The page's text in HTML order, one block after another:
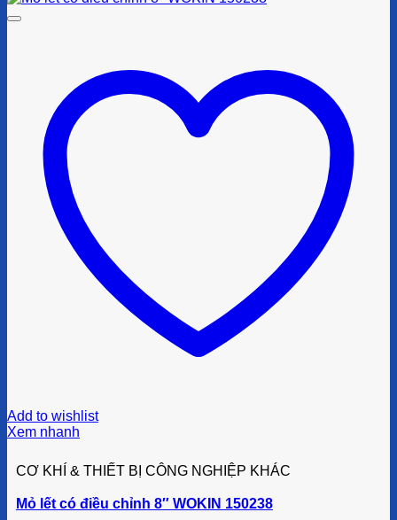
Add to wishlist
Xem nhanh
CƠ KHÍ & THIẾT BỊ CÔNG NGHIỆP KHÁC
Mỏ lết có điều chỉnh 8″ WOKIN 150238